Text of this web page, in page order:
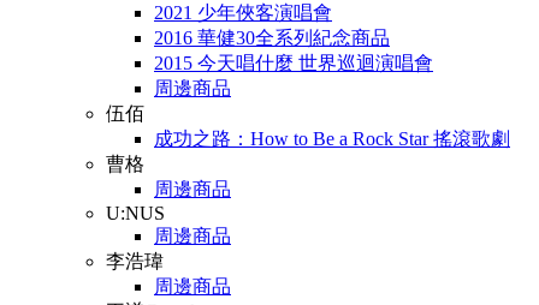
2021 少年俠客演唱會
2016 華健30全系列紀念商品
2015 今天唱什麼 世界巡迴演唱會
周邊商品
伍佰
成功之路：How to Be a Rock Star 搖滾歌劇
曹格
周邊商品
U:NUS
周邊商品
李浩瑋
周邊商品